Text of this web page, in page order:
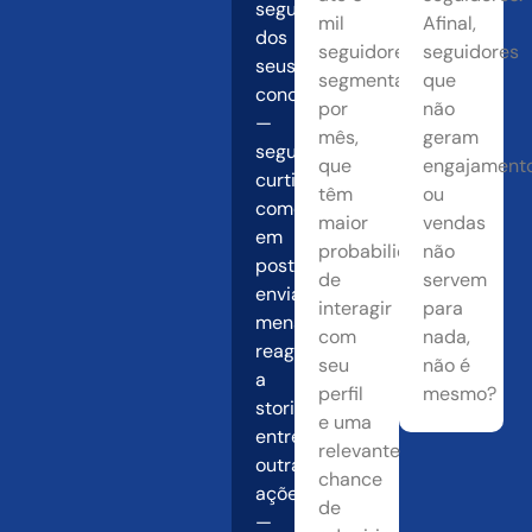
seguidores
dos
seus
concorrentes
—
seguindo,
curtindo,
comentando
em
posts,
enviando
mensagens,
reagindo
a
stories,
entre
outras
ações
—
mil
seguidores
segmentados
por
mês,
que
têm
maior
probabilidade
de
interagir
com
seu
perfil
e uma
relevante
chance
de
Afinal,
seguidores
que
não
geram
ou
vendas
não
servem
para
nada,
não é
mesmo?